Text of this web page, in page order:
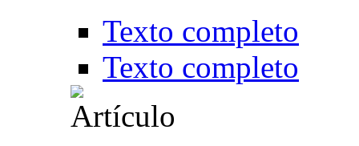
Texto completo
Texto completo